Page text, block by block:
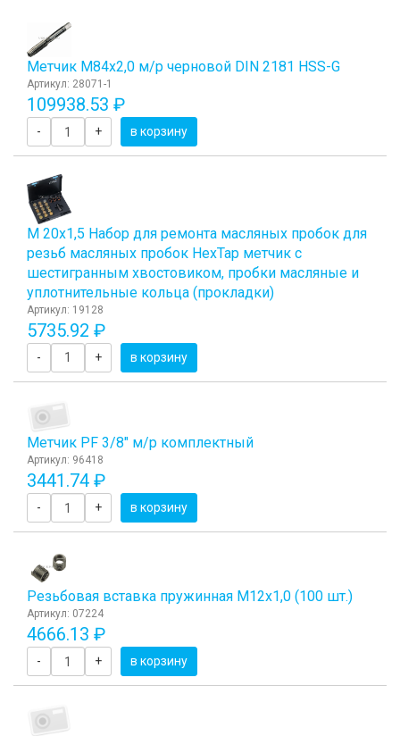
Метчик М84x2,0 м/р черновой DIN 2181 HSS-G
Артикул: 28071-1
109938.53 ₽
- + в корзину
М 20х1,5 Набор для ремонта масляных пробок для
резьб масляных пробок HexTap метчик с
шестигранным хвостовиком, пробки масляные и
уплотнительные кольца (прокладки)
Артикул: 19128
5735.92 ₽
- + в корзину
Метчик PF 3/8" м/р комплектный
Артикул: 96418
3441.74 ₽
- + в корзину
Резьбовая вставка пружинная M12x1,0 (100 шт.)
Артикул: 07224
4666.13 ₽
- + в корзину